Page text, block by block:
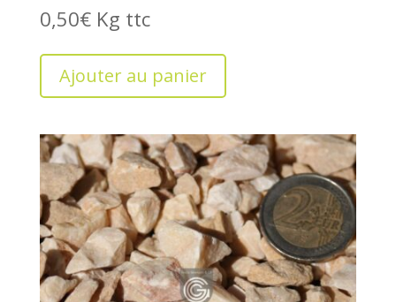
0,50€ Kg
Ajouter au panier